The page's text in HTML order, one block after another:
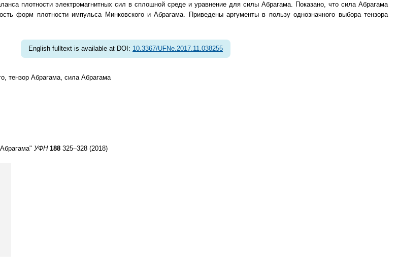
плотности электромагнитных сил в сплошной среде и уравнение для силы Абрагама. Показано, что сила Абрагама
форм плотности импульса Минковского и Абрагама. Приведены аргументы в пользу однозначного выбора тензора
English fulltext is available at DOI: 10.3367/UFNe.2017.11.038255
тензор Абрагама, сила Абрагама
УФН 188 325–328 (2018)